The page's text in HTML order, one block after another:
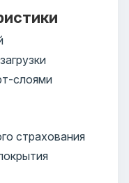
слоями
страхования